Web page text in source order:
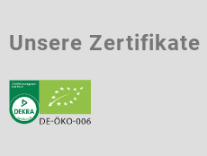
Unsere Zertifikate